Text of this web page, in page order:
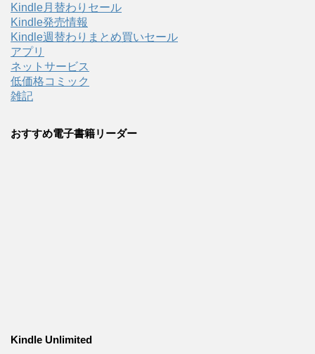
Kindle月替わりセール
Kindle発売情報
Kindle週替わりまとめ買いセール
アプリ
ネットサービス
低価格コミック
雑記
おすすめ電子書籍リーダー
Kindle Unlimited